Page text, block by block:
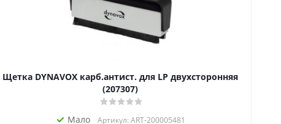
Щетка DYNAVOX карб.антист. для LP двухсторонняя
(207307)
Мало Артикул: ART-200005481